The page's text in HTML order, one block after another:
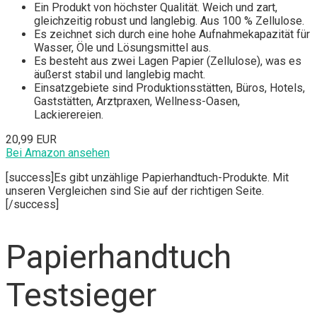
Ein Produkt von höchster Qualität. Weich und zart,
gleichzeitig robust und langlebig. Aus 100 % Zellulose.
Es zeichnet sich durch eine hohe Aufnahmekapazität für
Wasser, Öle und Lösungsmittel aus.
Es besteht aus zwei Lagen Papier (Zellulose), was es
äußerst stabil und langlebig macht.
Einsatzgebiete sind Produktionsstätten, Büros, Hotels,
Gaststätten, Arztpraxen, Wellness-Oasen,
Lackierereien.
20,99 EUR
Bei Amazon ansehen
[success]Es gibt unzählige Papierhandtuch-Produkte. Mit
unseren Vergleichen sind Sie auf der richtigen Seite.
[/success]
Papierhandtuch
Testsieger